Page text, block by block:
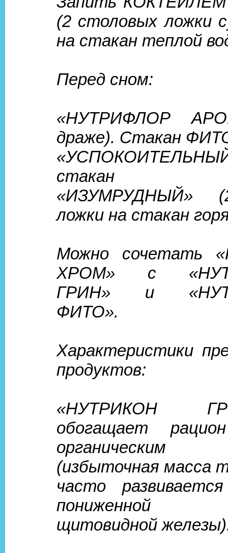
(2 столовых ложки
на стакан теплой
Перед сном:
«НУТРИФЛОР
драже). Стакан
стакан
«ИЗУМРУДНЫЙ»
ложки на стакан
Можно сочетать
ХРОМ» с
ГРИН» и
ФИТО».
Характеристики
продуктов:
«НУТРИКОН
обогащает
(избыточная масса
часто
пониженной
щитовидной